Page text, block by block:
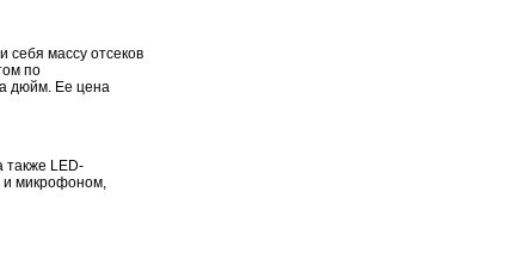
себя массу отсеков
по
дюйм. Ее цена
также LED-
микрофоном,